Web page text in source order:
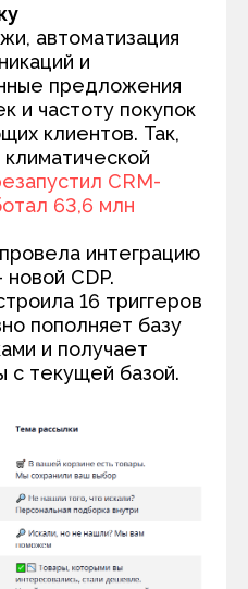
автоматизация
и
предложения
и частоту покупок
клиентов. Так,
CRM-
63,6 млн
интеграцию
CDP.
16 триггеров
пополняет базу
и получает
с текущей базой.